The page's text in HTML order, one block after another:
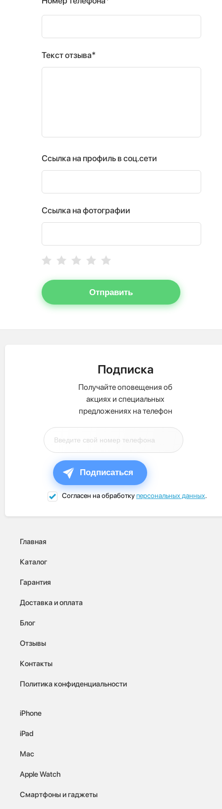
Текст отзыва*
Ссылка на профиль в соц.сети
Ссылка на фотографии
Отправить
Подписка
Получайте оповещения об
акциях и специальных
предложениях на телефон
Подписаться
Согласен на обработкуперсональных данных.
Главная
Каталог
Гарантия
Доставка и оплата
Блог
Отзывы
Контакты
Политика конфиденциальности
iPhone
iPad
Mac
Apple Watch
Смартфоны и гаджеты